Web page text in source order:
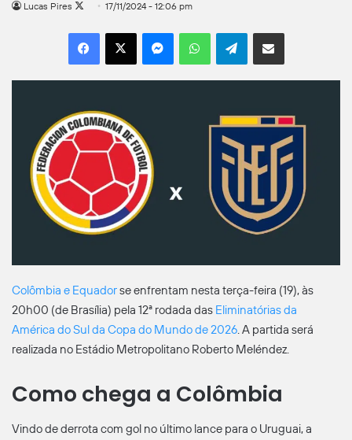
Lucas Pires
Follow
X
17/11/2024 - 12:06 pm
Facebook
X MessengerWhatsAppTelegramCompartilhar por e-mail
Colômbia e Equadorse enfrentam nesta terça-feira (19), às
20h00 (de Brasília) pela 12ª rodada das Eliminatórias da
América do Sul da Copa do Mundo de 2026. A partida será
realizada no Estádio Metropolitano Roberto Meléndez.
Como chega a Colômbia
Vindo de derrota com gol no último lance para o Uruguai, a